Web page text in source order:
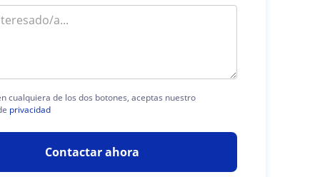
cualquiera de los dos botones, aceptas nuestro
privacidad
Contactar ahora